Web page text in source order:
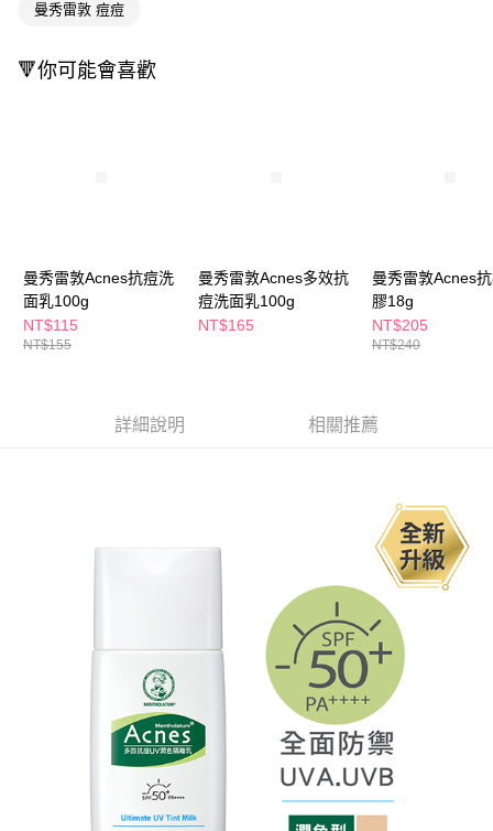
１．透過由恩沛科技股份有限公司提供之「AFTEE先享後付」服務完成之交
２．關於個人資料處理事宜，請瀏覽以下網址：
每筆NT$65，滿NT$490(含以上)免運費
每筆NT$65，滿NT$490(含以上)免運費
曼秀雷敦 痘痘
🔻你可能會喜歡
曼秀雷敦Acnes抗痘洗
面乳100g
NT$115
NT$155
曼秀雷敦Acnes多效抗
痘洗面乳100g
NT$165
曼秀雷敦Acnes
膠18g
NT$205
NT$240
詳細說明 相關推薦